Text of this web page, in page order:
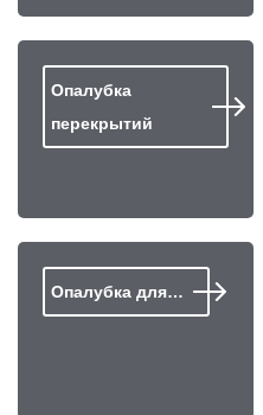
Опалубка
перекрытий
Опалубка для…